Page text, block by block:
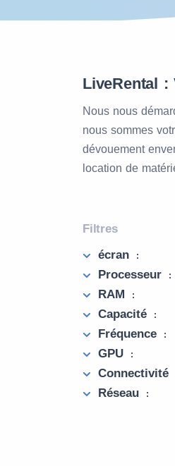
LiveRental :
Nous nous
nous sommes
dévouement
location de
Filtres
écran
:
Processeur :
RAM :
Capacité :
Fréquence :
GPU :
Connectivité
Réseau :